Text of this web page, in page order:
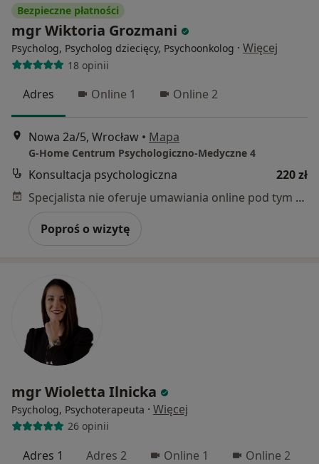
Bezpieczne płatności
mgr Wiktoria Grozmani
Psycholog, Psycholog dziecięcy, Psychoonkolog · Więcej
18 opinii
Adres Online 1 Online 2
Nowa 2a/5, Wrocław • Mapa
G-Home Centrum Psychologiczno-Medyczne 4
Konsultacja psychologiczna
220 zł
Specjalista nie oferuje umawiania online pod tym adresem.
Poproś o wizytę
mgr Wioletta Ilnicka
Psycholog, Psychoterapeuta · Więcej
26 opinii
Adres 1 Adres 2 Online 1 Online 2